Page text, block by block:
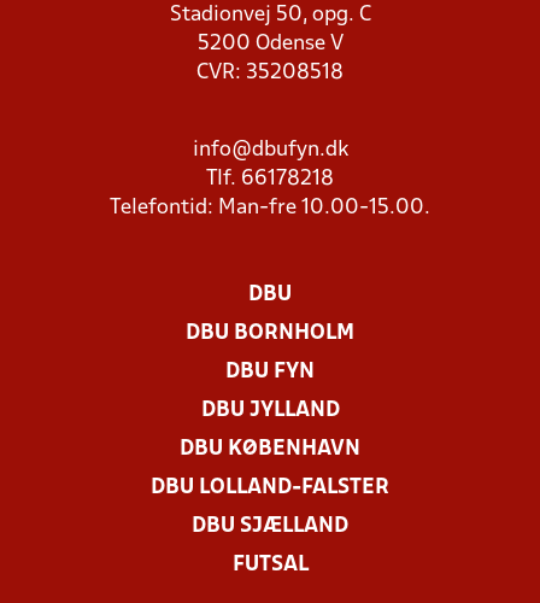
Stadionvej 50, opg. C
5200 Odense V
CVR: 35208518
info@dbufyn.dk
Tlf. 66178218
Telefontid: Man-fre 10.00-15.00.
DBU
DBU BORNHOLM
DBU FYN
DBU JYLLAND
DBU KØBENHAVN
DBU LOLLAND-FALSTER
DBU SJÆLLAND
FUTSAL